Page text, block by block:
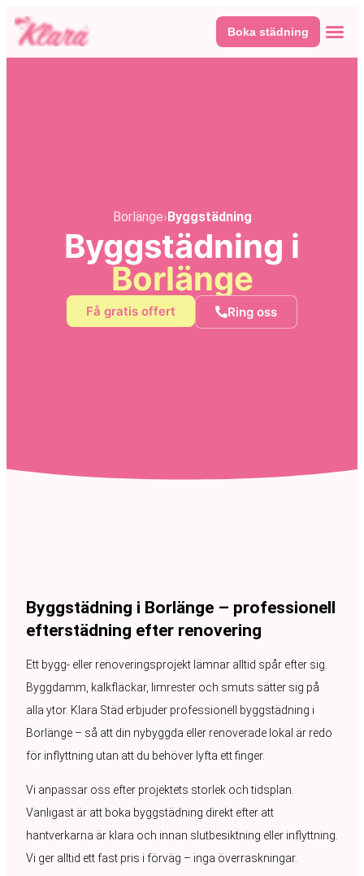
Boka städning
Borlänge›Byggstädning
Byggstädning i
Borlänge
Få gratis offert Ring oss
Byggstädning i Borlänge – professionell
efterstädning efter renovering
Ett bygg- eller renoveringsprojekt lämnar alltid spår efter sig.
Byggdamm, kalkfläckar, limrester och smuts sätter sig på
alla ytor. Klara Städ erbjuder professionell byggstädning i
Borlänge – så att din nybyggda eller renoverade lokal är redo
för inflyttning utan att du behöver lyfta ett finger.
Vi anpassar oss efter projektets storlek och tidsplan.
Vanligast är att boka byggstädning direkt efter att
hantverkarna är klara och innan slutbesiktning eller inflyttning.
Vi ger alltid ett fast pris i förväg – inga överraskningar.